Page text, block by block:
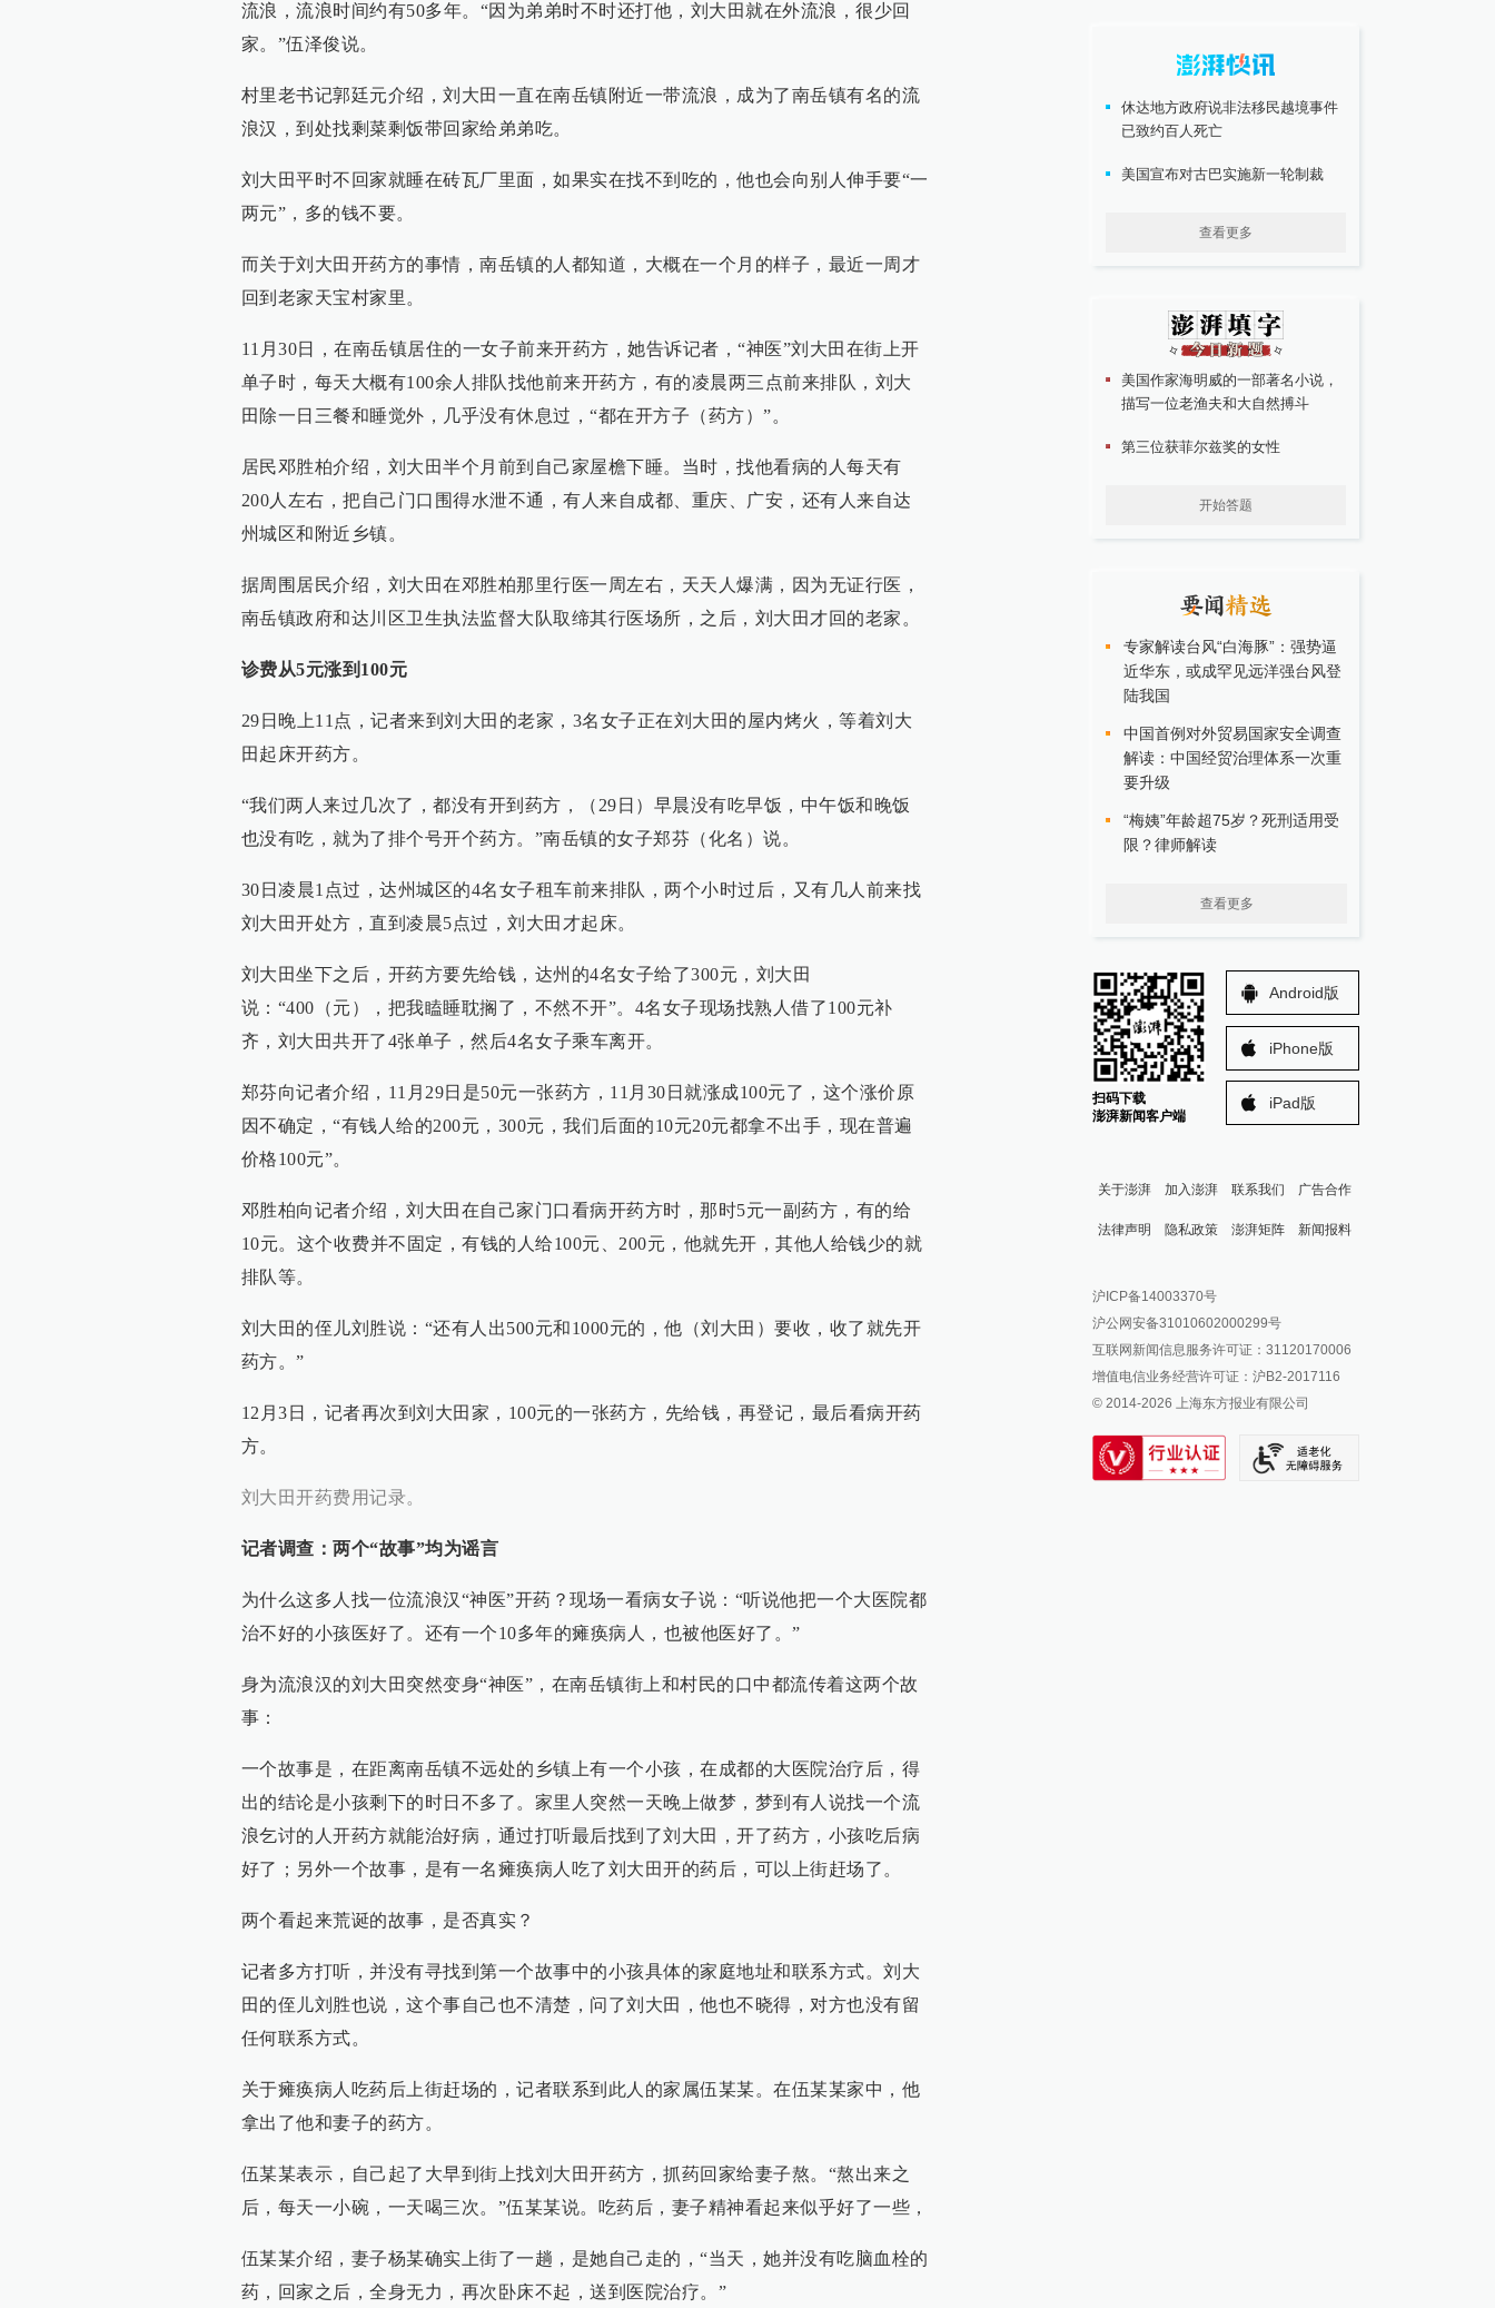
流浪，流浪时间约有50多年。“因为弟弟时不时还打他，刘大田就在外流浪，很少回
家。”伍泽俊说。
村里老书记郭廷元介绍，刘大田一直在南岳镇附近一带流浪，成为了南岳镇有名的流
浪汉，到处找剩菜剩饭带回家给弟弟吃。
刘大田平时不回家就睡在砖瓦厂里面，如果实在找不到吃的，他也会向别人伸手要“一
两元”，多的钱不要。
而关于刘大田开药方的事情，南岳镇的人都知道，大概在一个月的样子，最近一周才
回到老家天宝村家里。
11月30日，在南岳镇居住的一女子前来开药方，她告诉记者，“神医”刘大田在街上开
单子时，每天大概有100余人排队找他前来开药方，有的凌晨两三点前来排队，刘大
田除一日三餐和睡觉外，几乎没有休息过，“都在开方子（药方）”。
居民邓胜柏介绍，刘大田半个月前到自己家屋檐下睡。当时，找他看病的人每天有
200人左右，把自己门口围得水泄不通，有人来自成都、重庆、广安，还有人来自达
州城区和附近乡镇。
据周围居民介绍，刘大田在邓胜柏那里行医一周左右，天天人爆满，因为无证行医，
南岳镇政府和达川区卫生执法监督大队取缔其行医场所，之后，刘大田才回的老家。
诊费从5元涨到100元
29日晚上11点，记者来到刘大田的老家，3名女子正在刘大田的屋内烤火，等着刘大
田起床开药方。
“我们两人来过几次了，都没有开到药方，（29日）早晨没有吃早饭，中午饭和晚饭
也没有吃，就为了排个号开个药方。”南岳镇的女子郑芬（化名）说。
30日凌晨1点过，达州城区的4名女子租车前来排队，两个小时过后，又有几人前来找
刘大田开处方，直到凌晨5点过，刘大田才起床。
刘大田坐下之后，开药方要先给钱，达州的4名女子给了300元，刘大田
说：“400（元），把我瞌睡耽搁了，不然不开”。4名女子现场找熟人借了100元补
齐，刘大田共开了4张单子，然后4名女子乘车离开。
郑芬向记者介绍，11月29日是50元一张药方，11月30日就涨成100元了，这个涨价原
因不确定，“有钱人给的200元，300元，我们后面的10元20元都拿不出手，现在普遍
价格100元”。
邓胜柏向记者介绍，刘大田在自己家门口看病开药方时，那时5元一副药方，有的给
10元。这个收费并不固定，有钱的人给100元、200元，他就先开，其他人给钱少的就
排队等。
刘大田的侄儿刘胜说：“还有人出500元和1000元的，他（刘大田）要收，收了就先开
药方。”
12月3日，记者再次到刘大田家，100元的一张药方，先给钱，再登记，最后看病开药
方。
刘大田开药费用记录。
记者调查：两个“故事”均为谣言
为什么这多人找一位流浪汉“神医”开药？现场一看病女子说：“听说他把一个大医院都
治不好的小孩医好了。还有一个10多年的瘫痪病人，也被他医好了。”
身为流浪汉的刘大田突然变身“神医”，在南岳镇街上和村民的口中都流传着这两个故
事：
一个故事是，在距离南岳镇不远处的乡镇上有一个小孩，在成都的大医院治疗后，得
出的结论是小孩剩下的时日不多了。家里人突然一天晚上做梦，梦到有人说找一个流
浪乞讨的人开药方就能治好病，通过打听最后找到了刘大田，开了药方，小孩吃后病
好了；另外一个故事，是有一名瘫痪病人吃了刘大田开的药后，可以上街赶场了。
两个看起来荒诞的故事，是否真实？
记者多方打听，并没有寻找到第一个故事中的小孩具体的家庭地址和联系方式。刘大
田的侄儿刘胜也说，这个事自己也不清楚，问了刘大田，他也不晓得，对方也没有留
任何联系方式。
关于瘫痪病人吃药后上街赶场的，记者联系到此人的家属伍某某。在伍某某家中，他
拿出了他和妻子的药方。
伍某某表示，自己起了大早到街上找刘大田开药方，抓药回家给妻子熬。“熬出来之
后，每天一小碗，一天喝三次。”伍某某说。吃药后，妻子精神看起来似乎好了一些，
伍某某介绍，妻子杨某确实上街了一趟，是她自己走的，“当天，她并没有吃脑血栓的
药，回家之后，全身无力，再次卧床不起，送到医院治疗。”
休达地方政府说非法移民越境事件
已致约百人死亡
美国宣布对古巴实施新一轮制裁
查看更多
美国作家海明威的一部著名小说，
描写一位老渔夫和大自然搏斗
第三位获菲尔兹奖的女性
开始答题
专家解读台风“白海豚”：强势逼
近华东，或成罕见远洋强台风登
陆我国
中国首例对外贸易国家安全调查
解读：中国经贸治理体系一次重
要升级
“梅姨”年龄超75岁？死刑适用受
限？律师解读
查看更多
扫码下载
澎湃新闻客户端
Android版
iPhone版
iPad版
关于澎湃 加入澎湃 联系我们 广告合作
法律声明 隐私政策 澎湃矩阵
澎湃新闻公众号
澎湃新闻抖音号
派生万物开放平台
IP SHANGHAI
SIXTH TONE
新闻报料
报料邮箱: news@thepaper.cn
沪ICP备14003370号
沪公网安备31010602000299号
互联网新闻信息服务许可证：31120170006
增值电信业务经营许可证：沪B2-2017116
© 2014-2026 上海东方报业有限公司